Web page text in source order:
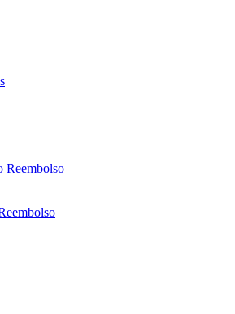
Reembolso